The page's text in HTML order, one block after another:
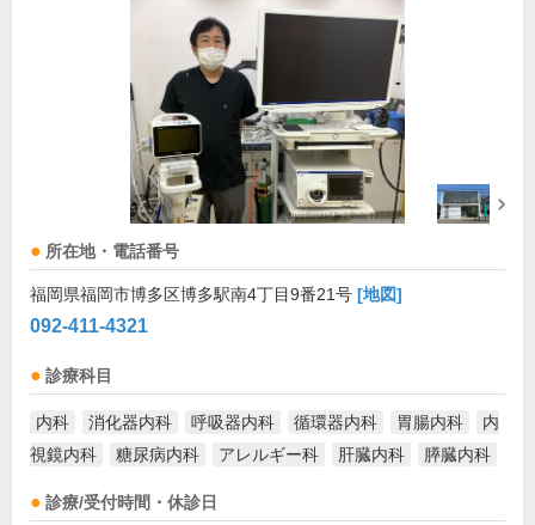
所在地・電話番号
福岡県福岡市博多区博多駅南4丁目9番21号 [地図]
092-411-4321
診療科目
内科 消化器内科 呼吸器内科 循環器内科 胃腸内科
内
視鏡内科
糖尿病内科 アレルギー科 肝臓内科 膵臓内科
診療/受付時間・休診日